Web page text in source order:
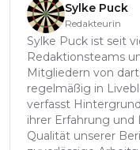
Sylke Puck
Redakteurin
Sylke Puck ist seit
Redaktionsteams
Mitgliedern von
regelmäßig in
verfasst
ihrer Erfahrung
Qualität unserer